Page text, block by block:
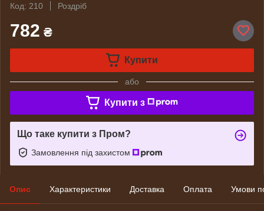
Код: 210
Роздріб
782 ₴
Купити
або
Купити з
Що таке купити з Пром?
Замовлення під захистом
Опис Характеристики Доставка Оплата Умови